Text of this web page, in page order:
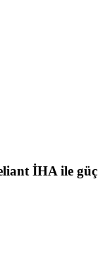
İHA ile güç